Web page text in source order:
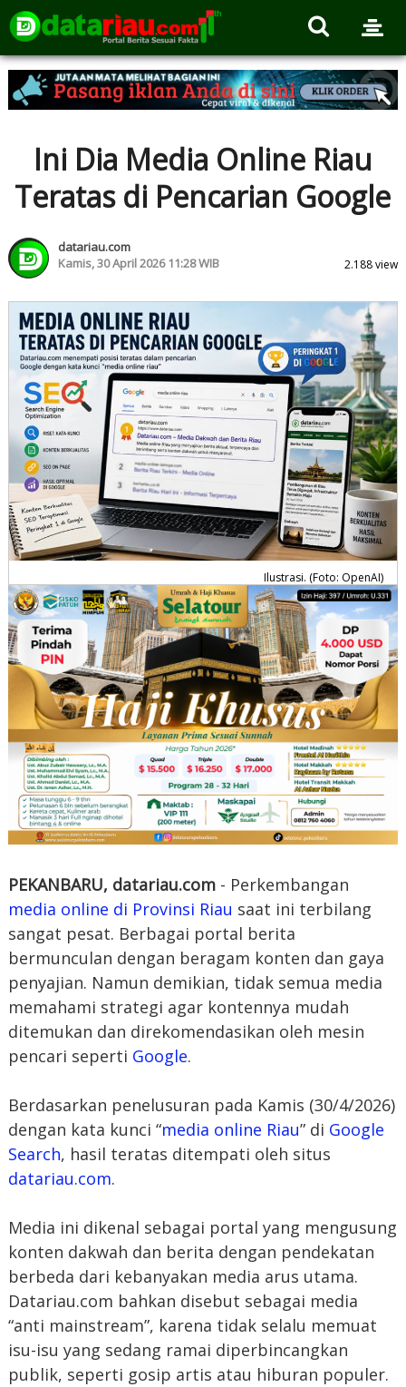
Ini Dia Media Online Riau
Teratas di Pencarian Google
datariau.com
Kamis, 30 April 2026 11:28 WIB
2.188 view
Ilustrasi. (Foto: OpenAI)
PEKANBARU, datariau.com - Perkembangan
media online di Provinsi Riau saat ini terbilang
sangat pesat. Berbagai portal berita
bermunculan dengan beragam konten dan gaya
penyajian. Namun demikian, tidak semua media
memahami strategi agar kontennya mudah
ditemukan dan direkomendasikan oleh mesin
pencari seperti Google.
Berdasarkan penelusuran pada Kamis (30/4/2026)
dengan kata kunci “media online Riau” di Google
Search, hasil teratas ditempati oleh situs
datariau.com.
Media ini dikenal sebagai portal yang mengusung
konten dakwah dan berita dengan pendekatan
berbeda dari kebanyakan media arus utama.
Datariau.com bahkan disebut sebagai media
“anti mainstream”, karena tidak selalu memuat
isu-isu yang sedang ramai diperbincangkan
publik, seperti gosip artis atau hiburan populer.